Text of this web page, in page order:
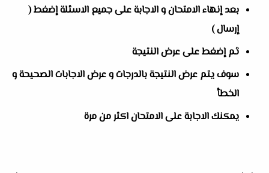
بعد إنهاء الامتحان و الاجابة على جميع الاسئلة إضغط (
إرسال )
ثم إضغط على عرض النتيجة
سوف يتم عرض النتيجة بالدرجات و عرض الاجابات الصحيحة و
الخطأ
يمكنك الاجابة على الامتحان اكثر من مرة